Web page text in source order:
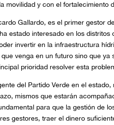
movilidad y con el fortalecimiento
Gallardo, es el primer gestor
estado interesado en los
invertir en la infraestructura
venga en un futuro sino que
prioridad resolver esta
del Partido Verde en el
mismos que estarán
para que la gestión de
gestores, traer el dinero